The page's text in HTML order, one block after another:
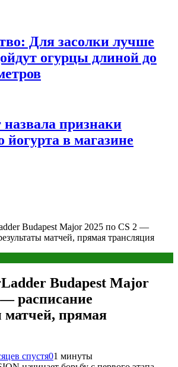
Для засолки лучше
огурцы длиной до
назвала признаки
йогурта в магазине
Budapest Major 2025 по CS 2 —
матчей, прямая трансляция
Budapest Major
— расписание
матчей, прямая
спустя01 минуты